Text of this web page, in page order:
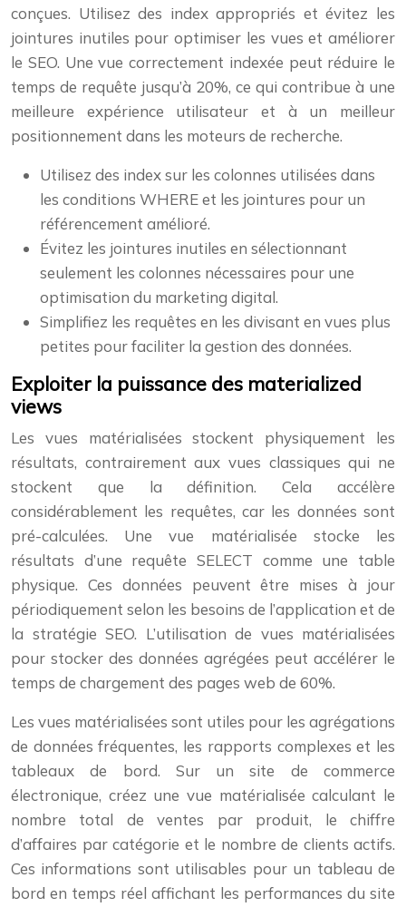
conçues. Utilisez des index appropriés et évitez les
jointures inutiles pour optimiser les vues et améliorer
le SEO. Une vue correctement indexée peut réduire le
temps de requête jusqu’à 20%, ce qui contribue à une
meilleure expérience utilisateur et à un meilleur
positionnement dans les moteurs de recherche.
Utilisez des index sur les colonnes utilisées dans
les conditions WHERE et les jointures pour un
référencement amélioré.
Évitez les jointures inutiles en sélectionnant
seulement les colonnes nécessaires pour une
optimisation du marketing digital.
Simplifiez les requêtes en les divisant en vues plus
petites pour faciliter la gestion des données.
Exploiter la puissance des materialized
views
Les vues matérialisées stockent physiquement les
résultats, contrairement aux vues classiques qui ne
stockent que la définition. Cela accélère
considérablement les requêtes, car les données sont
pré-calculées. Une vue matérialisée stocke les
résultats d’une requête SELECT comme une table
physique. Ces données peuvent être mises à jour
périodiquement selon les besoins de l’application et de
la stratégie SEO. L’utilisation de vues matérialisées
pour stocker des données agrégées peut accélérer le
temps de chargement des pages web de 60%.
Les vues matérialisées sont utiles pour les agrégations
de données fréquentes, les rapports complexes et les
tableaux de bord. Sur un site de commerce
électronique, créez une vue matérialisée calculant le
nombre total de ventes par produit, le chiffre
d’affaires par catégorie et le nombre de clients actifs.
Ces informations sont utilisables pour un tableau de
bord en temps réel affichant les performances du site